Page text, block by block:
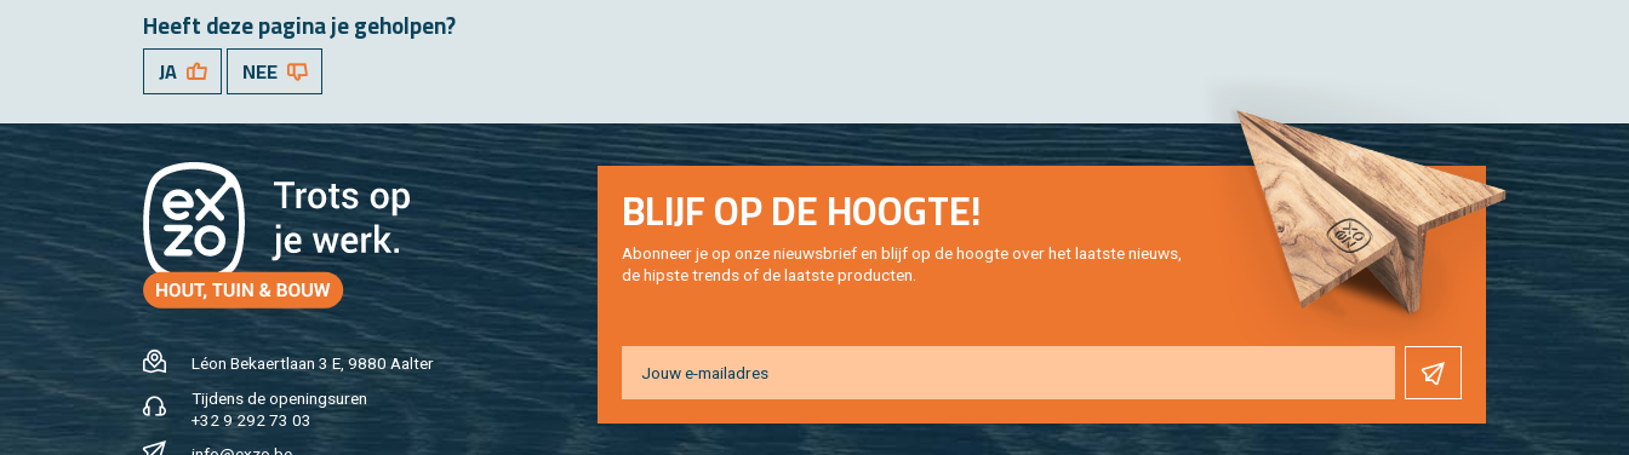
Heeft deze pa­gi­na je ge­hol­pen?
JA NEE
Léon Be­kaert­laan 3 E, 9880 Aal­ter
Tij­dens de ope­nings­uren
+32 9 292 73 03
BLIJF OP DE HOOG­TE!
Abon­neer je op onze nieuws­brief en blijf op de hoog­te over het laat­ste nieuws,
de hip­s­te trends of de laat­ste pro­duc­ten.